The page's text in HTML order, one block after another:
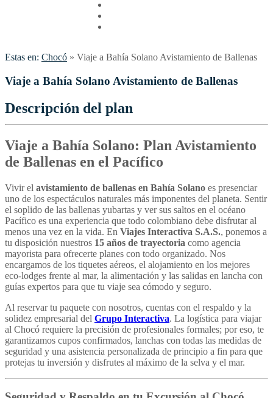
Estas en: Chocó » Viaje a Bahía Solano Avistamiento de Ballenas
Viaje a Bahía Solano Avistamiento de Ballenas
Descripción del plan
Viaje a Bahía Solano: Plan Avistamiento
de Ballenas en el Pacífico
Vivir el avistamiento de ballenas en Bahía Solano es presenciar
uno de los espectáculos naturales más imponentes del planeta. Sentir
el soplido de las ballenas yubartas y ver sus saltos en el océano
Pacífico es una experiencia que todo colombiano debe disfrutar al
menos una vez en la vida. En Viajes Interactiva S.A.S., ponemos a
tu disposición nuestros 15 años de trayectoria como agencia
mayorista para ofrecerte planes con todo organizado. Nos
encargamos de los tiquetes aéreos, el alojamiento en los mejores
eco-lodges frente al mar, la alimentación y las salidas en lancha con
guías expertos para que tu viaje sea cómodo y seguro.
Al reservar tu paquete con nosotros, cuentas con el respaldo y la
solidez empresarial del Grupo Interactiva. La logística para viajar
al Chocó requiere la precisión de profesionales formales; por eso, te
garantizamos cupos confirmados, lanchas con todas las medidas de
seguridad y una asistencia personalizada de principio a fin para que
protejas tu inversión y disfrutes al máximo de la selva y el mar.